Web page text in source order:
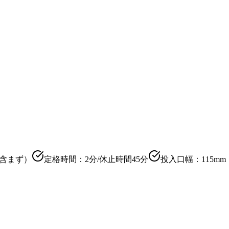
まず） 定格時間：2分/休止時間45分 投入口幅：115mm